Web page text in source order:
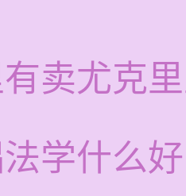
卖尤克
学什么好